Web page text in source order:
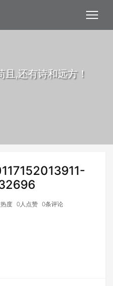
,还有诗和远方！
度 0人点赞 0条评论